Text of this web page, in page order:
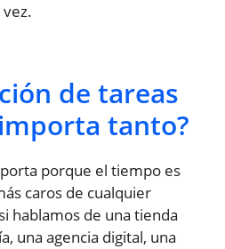
de tareas
tanto?
porque el tiempo es
caros de cualquier
hablamos de una tienda
una agencia digital, una